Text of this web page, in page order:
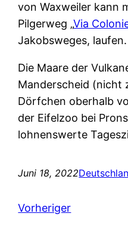
von Waxweiler kann
Pilgerweg „Via
Jakobsweges, laufen.
Die Maare der
Manderscheid (nicht
Dörfchen oberhalb
der Eifelzoo bei
lohnenswerte
Juni 18, 2022
Vorheriger